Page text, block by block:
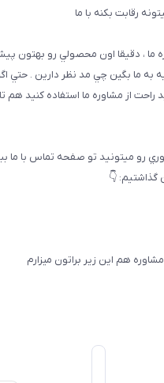
رقابت بكنه با ما
ما ، دقيقا اون محصولي رو بهتون
به ما بگين چي مد نظر دارين . حتي
راحت از مشاوره ما استفاده كنيد هم
رو ميتونيد تو صفحه تماس با ما
👇
هم اين زير براتون ميزارم